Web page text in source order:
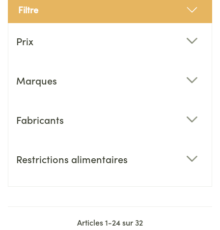
Filtre
Prix
Marques
Fabricants
Restrictions alimentaires
Articles1-24sur32